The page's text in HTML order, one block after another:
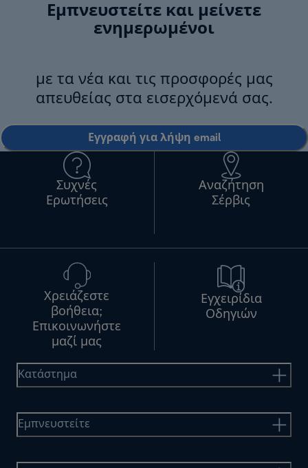
Εμπνευστείτε και μείνετε
ενημερωμένοι
με τα νέα και τις προσφορές μας
απευθείας στα εισερχόμενά σας.
Εγγραφή για λήψη email
Συχνές
Ερωτήσεις
Αναζήτηση
Σέρβις
Χρειάζεστε
βοήθεια;
Επικοινωνήστε
μαζί μας
Εγχειρίδια
Οδηγιών
Κατάστημα
Εμπνευστείτε